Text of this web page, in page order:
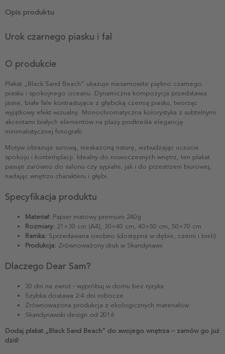
Opis produktu
Urok czarnego piasku i fal
O produkcie
Plakat „Black Sand Beach” ukazuje niesamowite piękno czarnego
piasku i spokojnego oceanu. Dynamiczna kompozycja przedstawia
jasne, białe fale kontrastujące z głęboką czernią piasku, tworząc
wyjątkowy efekt wizualny. Monochromatyczna kolorystyka z subtelnymi
akcentami białych elementów na plaży podkreśla elegancję
minimalistycznej fotografii.
Motyw obrazuje surową, nieskażoną naturę, wzbudzając uczucia
spokoju i kontemplacji. Idealny do nowoczesnych wnętrz, ten plakat
pasuje zarówno do salonu czy sypialni, jak i do przestrzeni biurowej,
nadając wnętrzu charakteru i głębi.
Specyfikacja produktu
Materiał: Papier matowy premium 240g
Rozmiary: 21×30 cm (A4), 30×40 cm, 40×50 cm, 50×70 cm
Ramka: Sprzedawana osobno (dostępna w dębie, czerni i bieli)
Produkcja: Zrównoważony druk w Skandynawii
Dlaczego Dear Sam?
30 dni na zwrot - wypróbuj w domu bez ryzyka
Szybka dostawa 2-4 dni robocze
Zrównoważona produkcja z ekologicznych materiałów
Skandynawski design od 2016
Dodaj plakat „Black Sand Beach” do swojego wnętrza – zamów go już
dziś!